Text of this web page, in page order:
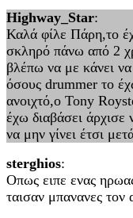
Highway_Star:
Καλά φίλε Πάρη,το
σκληρό πάνω από 2
βλέπω να με κάνει
όσους drummer το
ανοιχτό,ο Tony
έχω διαβάσει
να μην γίνει έτσι
sterghios:
Οπως ειπε ενας
ταισαν μπανανες